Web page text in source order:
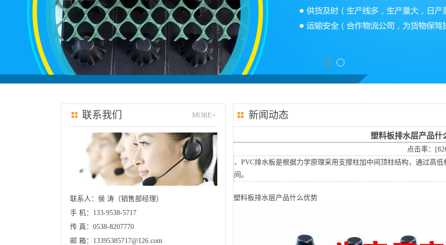
联系我们 MORE+
联系人：侯 涛（销售部经理）
手 机：133-9538-5717
传 真：0538-8207770
邮 箱：13395385717@126.com
新闻动态
塑料板排水层产品什
点击率：[
、PVC排水板是根据力学原理采用支撑柱加中间顶柱结构，通过高
间。
塑料板排水层产品什么优势